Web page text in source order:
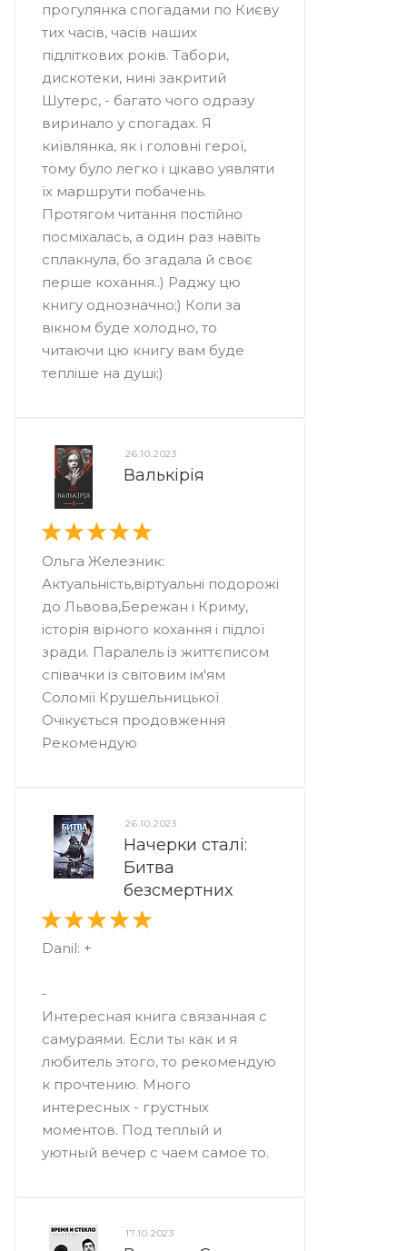
прогулянка спогадами по Києву
тих часів, часів наших
підліткових років. Табори,
дискотеки, нині закритий
Шутерс, - багато чого одразу
виринало у спогадах. Я
київлянка, як і головні герої,
тому було легко і цікаво уявляти
їх маршрути побачень.
Протягом читання постійно
посміхалась, а один раз навіть
сплакнула, бо згадала й своє
перше кохання..) Раджу цю
книгу однозначно;) Коли за
вікном буде холодно, то
читаючи цю книгу вам буде
тепліше на душі;)
26.10.2023
Валькірія
Ольга Железник:
Актуальність,віртуальні подорожі
до Львова,Бережан і Криму,
історія вірного кохання і підлої
зради. Паралель із життєписом
співачки із світовим ім'ям
Соломії Крушельницької
Очікується продовження
Рекомендую
26.10.2023
Начерки сталі:
Битва
безсмертних
Danil: +
-
Интересная книга связанная с
самураями. Если ты как и я
любитель этого, то рекомендую
к прочтению. Много
интересных - грустных
моментов. Под теплый и
уютный вечер с чаем самое то.
17.10.2023